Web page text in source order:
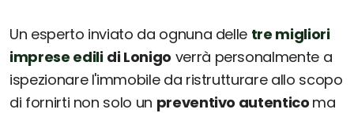
Un esperto inviato da ognuna delle tre migliori
imprese edili di Lonigo verrà personalmente a
ispezionare l'immobile da ristrutturare allo scopo
di fornirti non solo un preventivo autentico ma